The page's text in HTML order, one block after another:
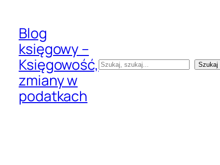
treściBlog
księgowy –
Księgowość,
zmiany w
podatkach
Szukaj Szukaj